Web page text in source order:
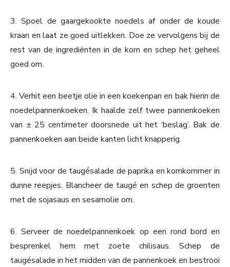
3. Spoel de gaargekookte noedels af onder de koude
kraan en laat ze goed uitlekken. Doe ze vervolgens bij de
rest van de ingrediënten in de kom en schep het geheel
goed om.
4. Verhit een beetje olie in een koekenpan en bak hierin de
noedelpannenkoeken. Ik haalde zelf twee pannenkoeken
van ± 25 centimeter doorsnede uit het ‘beslag’. Bak de
pannenkoeken aan beide kanten licht knapperig.
5. Snijd voor de taugésalade de paprika en komkommer in
dunne reepjes. Blancheer de taugé en schep de groenten
met de sojasaus en sesamolie om.
6. Serveer de noedelpannenkoek op een rond bord en
besprenkel hem met zoete chilisaus. Schep de
taugésalade in het midden van de pannenkoek en bestrooi